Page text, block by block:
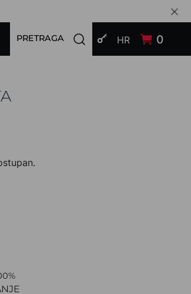
PRIJAVI SE
HR 0
PRETRAGA Open search modal